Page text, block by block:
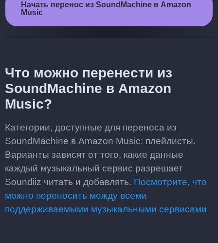
Начать перенос из SoundMachine в Amazon
Music
Что можно перенести из
SoundMachine в Amazon
Music?
Категории, доступные для переноса из
SoundMachine в Amazon Music: плейлисты.
Варианты зависят от того, какие данные
каждый музыкальный сервис разрешает
Soundiiz читать и добавлять. Посмотрите, что
можно переносить между всеми
поддерживаемыми музыкальными сервисами.